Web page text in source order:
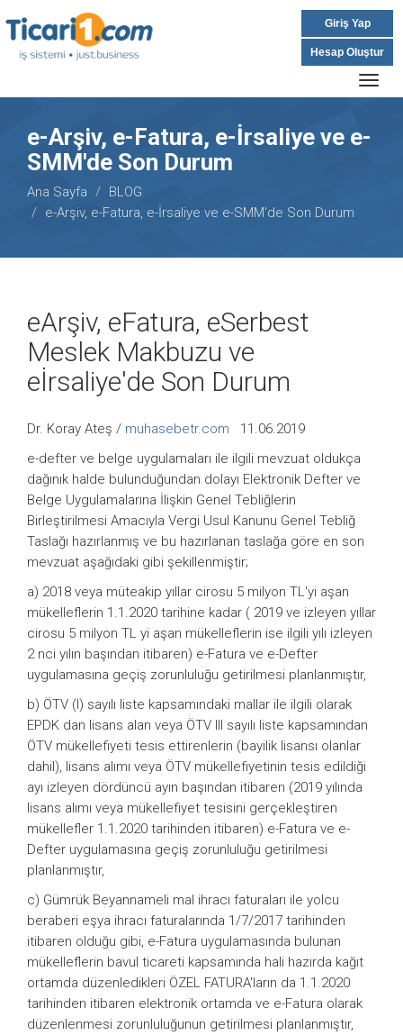
e-Arşiv, e-Fatura, e-İrsaliye ve e-
SMM'de Son Durum
Ana Sayfa
BLOG
e-Arşiv, e-Fatura, e-İrsaliye ve e-SMM'de Son Durum
eArşiv, eFatura, eSerbest
Meslek Makbuzu ve
eİrsaliye'de Son Durum
Dr. Koray Ateş / muhasebetr.com 11.06.2019
e-defter ve belge uygulamaları ile ilgili mevzuat oldukça
dağınık halde bulunduğundan dolayı Elektronik Defter ve
Belge Uygulamalarına İlişkin Genel Tebliğlerin
Birleştirilmesi Amacıyla Vergi Usul Kanunu Genel Tebliğ
Taslağı hazırlanmış ve bu hazırlanan taslağa göre en son
mevzuat aşağıdaki gibi şekillenmiştir;
a) 2018 veya müteakip yıllar cirosu 5 milyon TL'yi aşan
mükelleflerin 1.1.2020 tarihine kadar ( 2019 ve izleyen yıllar
cirosu 5 milyon TL yi aşan mükelleflerin ise ilgili yılı izleyen
2 nci yılın başından itibaren) e-Fatura ve e-Defter
uygulamasına geçiş zorunluluğu getirilmesi planlanmıştır,
b) ÖTV (I) sayılı liste kapsamındaki mallar ile ilgili olarak
EPDK dan lisans alan veya ÖTV III sayılı liste kapsamından
ÖTV mükellefiyeti tesis ettirenlerin (bayilik lisansı olanlar
dahil), lisans alımı veya ÖTV mükellefiyetinin tesis edildiği
ayı izleyen dördüncü ayın başından itibaren (2019 yılında
lisans alımı veya mükellefiyet tesisini gerçekleştiren
mükellefler 1.1.2020 tarihinden itibaren) e-Fatura ve e-
Defter uygulamasına geçiş zorunluluğu getirilmesi
planlanmıştır,
c) Gümrük Beyannameli mal ihracı faturaları ile yolcu
beraberi eşya ihracı faturalarında 1/7/2017 tarihinden
itibaren olduğu gibi, e-Fatura uygulamasında bulunan
mükelleflerin bavul ticareti kapsamında hali hazırda kağıt
ortamda düzenledikleri ÖZEL FATURA'ların da 1.1.2020
tarihinden itibaren elektronik ortamda ve e-Fatura olarak
düzenlenmesi zorunluluğunun getirilmesi planlanmıştır,
Giriş Yap
Hesap Oluştur